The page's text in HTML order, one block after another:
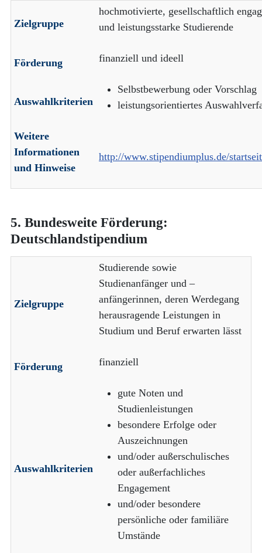
Zielgruppe
hochmotivierte, gesellschaftlich
und leistungsstarke Studierende
Förderung finanziell und ideell
Auswahlkriterien
Selbstbewerbung oder Vorschlag
leistungsorientiertes
Weitere
Informationen
und Hinweise
http://www.stipendiumplus.de/
5. Bundesweite Förderung:
Deutschlandstipendium
Zielgruppe
Studierende sowie
Studienanfänger und –
anfängerinnen, deren Werdegang
herausragende Leistungen in
Studium und Beruf erwarten lässt
Förderung finanziell
Auswahlkriterien
gute Noten und
Studienleistungen
besondere Erfolge oder
Auszeichnungen
und/oder außerschulisches
oder außerfachliches
Engagement
und/oder besondere
persönliche oder familiäre
Umstände